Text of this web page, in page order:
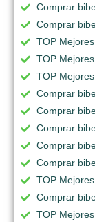
Comprar
Comprar
TOP
TOP
TOP
Comprar
Comprar
Comprar
Comprar
Comprar
TOP
Comprar
TOP